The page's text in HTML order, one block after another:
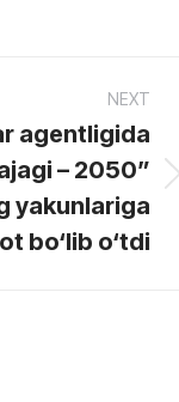
NEXT
agentligida
– 2050”
yakunlariga
bo‘lib o‘tdi